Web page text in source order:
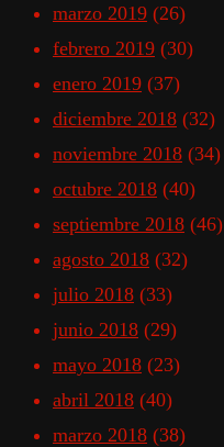
marzo 2019 (26)
febrero 2019 (30)
enero 2019 (37)
diciembre 2018 (32)
noviembre 2018 (34)
octubre 2018 (40)
septiembre 2018 (46)
agosto 2018 (32)
julio 2018 (33)
junio 2018 (29)
mayo 2018 (23)
abril 2018 (40)
marzo 2018 (38)